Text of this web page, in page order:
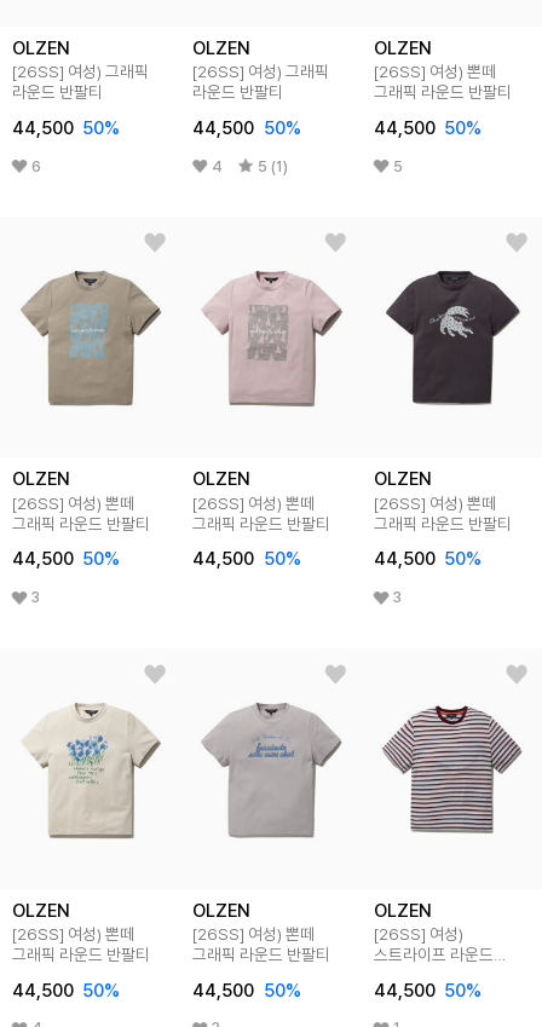
OLZEN
[26SS] 여성) 그래픽
라운드 반팔티
44,500 50%
6
OLZEN
[26SS] 여성) 그래픽
라운드 반팔티
44,500 50%
4 5 (1)
OLZEN
[26SS] 여성) 뽄떼
그래픽 라운드 반팔티
44,500 50%
5
OLZEN
[26SS] 여성) 뽄떼
그래픽 라운드 반팔티
44,500 50%
3
OLZEN
[26SS] 여성) 뽄떼
그래픽 라운드 반팔티
44,500 50%
OLZEN
[26SS] 여성) 뽄떼
그래픽 라운드 반팔티
44,500 50%
3
OLZEN
[26SS] 여성) 뽄떼
그래픽 라운드 반팔티
44,500 50%
OLZEN
[26SS] 여성) 뽄떼
그래픽 라운드 반팔티
44,500 50%
OLZEN
[26SS] 여성)
스트라이프 라운드
44,500 50%